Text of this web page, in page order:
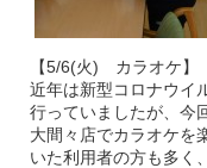
【5/6(火) カラオケ】
近年は新型コロナウイ
行っていましたが、今
大間々店でカラオケを
いた利用者の方も多く